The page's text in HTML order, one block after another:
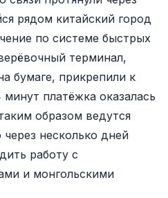
рядом китайский город
по системе быстрых
терминал,
бумаге, прикрепили к
платёжка оказалась
образом ведутся
несколько дней
работу с
и монгольскими